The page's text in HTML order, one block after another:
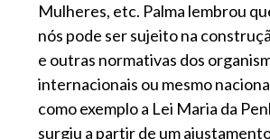
Mulheres, etc. Palma lembrou
nós pode ser sujeito na
e outras normativas dos
internacionais ou mesmo
como exemplo a Lei Maria da
surgiu a partir de um